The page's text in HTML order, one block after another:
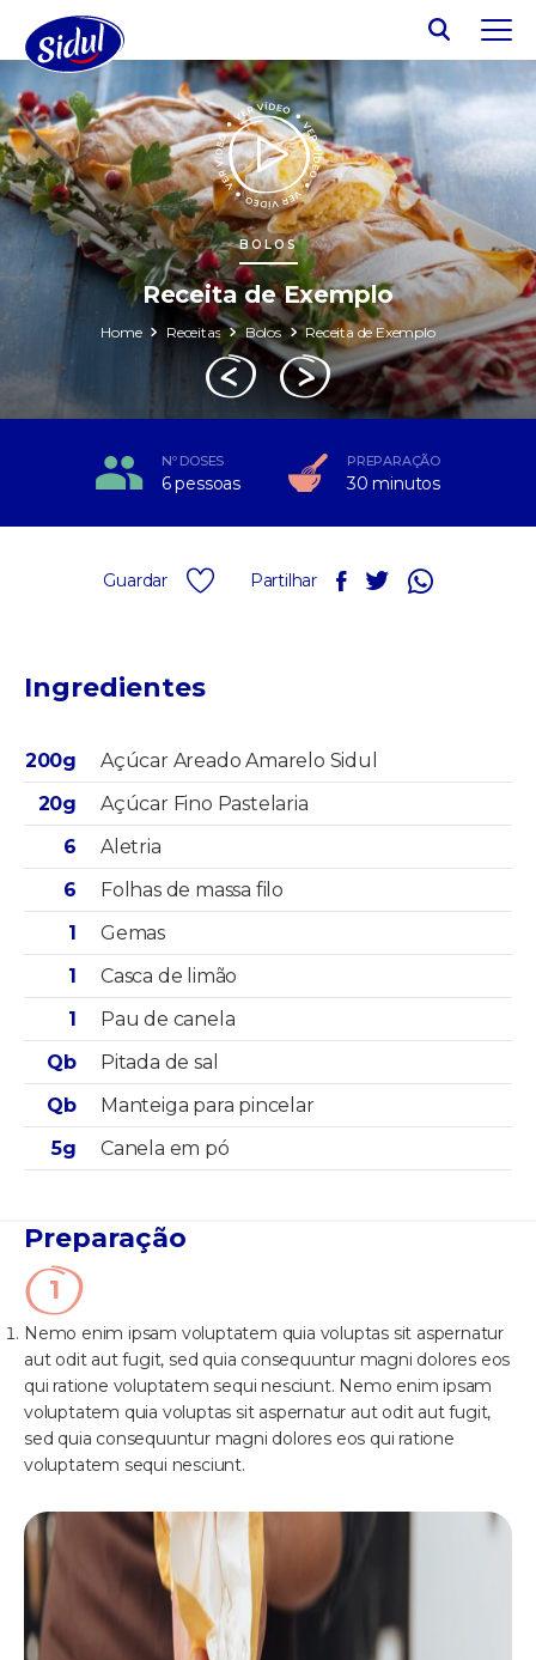
BOLOS
Receita de Exemplo
Home Receitas Bolos Receita de Exemplo
Nº DOSES
6 pessoas
PREPARAÇÃO
30 minutos
Guardar Partilhar
Ingredientes
200g
Açúcar Areado Amarelo Sidul
20g
Açúcar Fino Pastelaria
6
Aletria
6
Folhas de massa filo
1
Gemas
1
Casca de limão
1
Pau de canela
Qb
Pitada de sal
Qb
Manteiga para pincelar
5g
Canela em pó
Preparação
Nemo enim ipsam voluptatem quia voluptas sit aspernatur
aut odit aut fugit, sed quia consequuntur magni dolores eos
qui ratione voluptatem sequi nesciunt. Nemo enim ipsam
voluptatem quia voluptas sit aspernatur aut odit aut fugit,
sed quia consequuntur magni dolores eos qui ratione
voluptatem sequi nesciunt.